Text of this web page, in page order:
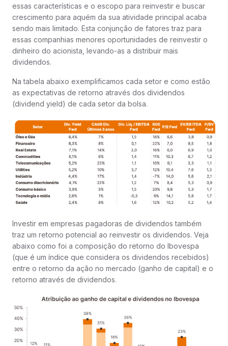
essas características e o escopo para reinvestir e buscar
crescimento para aquém da sua atividade principal acaba
sendo mais limitado. Esta conjunção de fatores traz para
essas companhias menores oportunidades de reinvestir o
dinheiro do acionista, levando-as a distribuir mais
dividendos.
Na tabela abaixo exemplificamos cada setor e como estão
as expectativas de retorno através dos dividendos
(dividend yield) de cada setor da bolsa.
Investir em empresas pagadoras de dividendos também
traz um retorno potencial ao reinvestir os dividendos. Veja
abaixo como foi a composição do retorno do Ibovespa
(que é um índice que considera os dividendos recebidos)
entre o retorno da ação no mercado (ganho de capital) e o
retorno através de dividendos.